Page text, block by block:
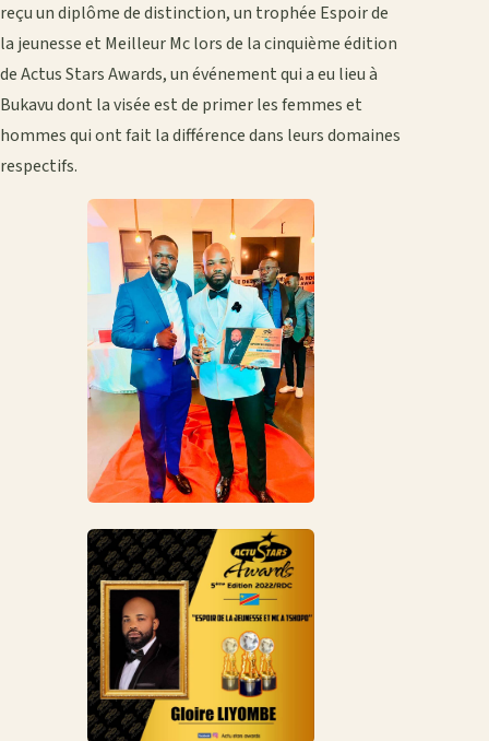
reçu un diplôme de distinction, un trophée Espoir de
la jeunesse et Meilleur Mc lors de la cinquième édition
de Actus Stars Awards, un événement qui a eu lieu à
Bukavu dont la visée est de primer les femmes et
hommes qui ont fait la différence dans leurs domaines
respectifs.